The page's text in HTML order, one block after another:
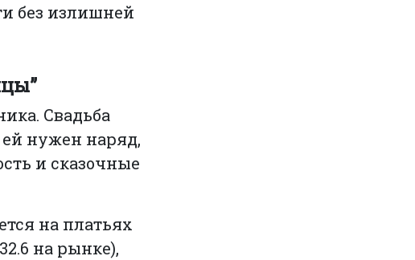
без излишней
Свадьба
нужен наряд,
и сказочные
на платьях
на рынке),